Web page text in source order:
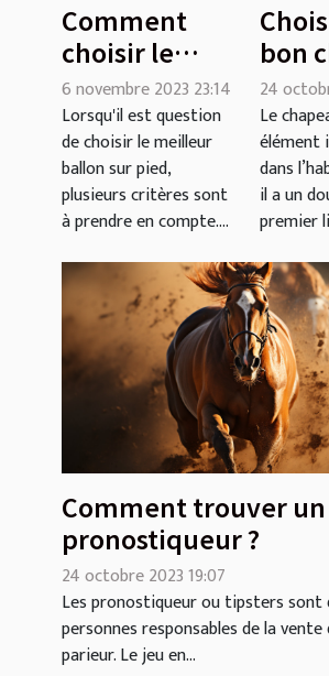
Comment
choisir le
meilleur
ballon sur
pied : Guide
d'achat
6 novembre 2023 23:14
Lorsqu'il est question
de choisir le meilleur
ballon sur pied,
plusieurs critères sont
à prendre en compte....
bon
:
faire
24
Le
dans
il a un
premier
Comment trouver
pronostiqueur ?
24 octobre 2023 19:07
Les pronostiqueur ou tipsters sont
personnes responsables de la
parieur. Le jeu en...